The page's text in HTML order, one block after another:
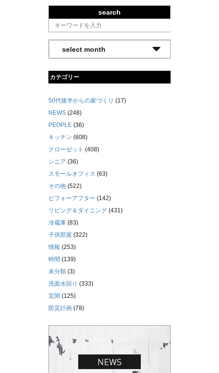
search
カテゴリー
50代後半からの家づくり (17)
NEWS (248)
PEOPLE (36)
キッチン (608)
クローゼット (408)
シニア (36)
スモールオフィス (63)
その他 (522)
ビフォーアフター (142)
リビング＆ダイニング (431)
冷蔵庫 (83)
子供部屋 (322)
情報 (253)
時間 (139)
未分類 (3)
洗面水回り (333)
玄関 (125)
防災計画 (78)